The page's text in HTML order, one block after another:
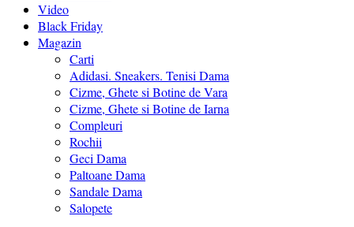
Video
Black Friday
Magazin
Carti
Adidasi. Sneakers. Tenisi Dama
Cizme, Ghete si Botine de Vara
Cizme, Ghete si Botine de Iarna
Compleuri
Rochii
Geci Dama
Paltoane Dama
Sandale Dama
Salopete